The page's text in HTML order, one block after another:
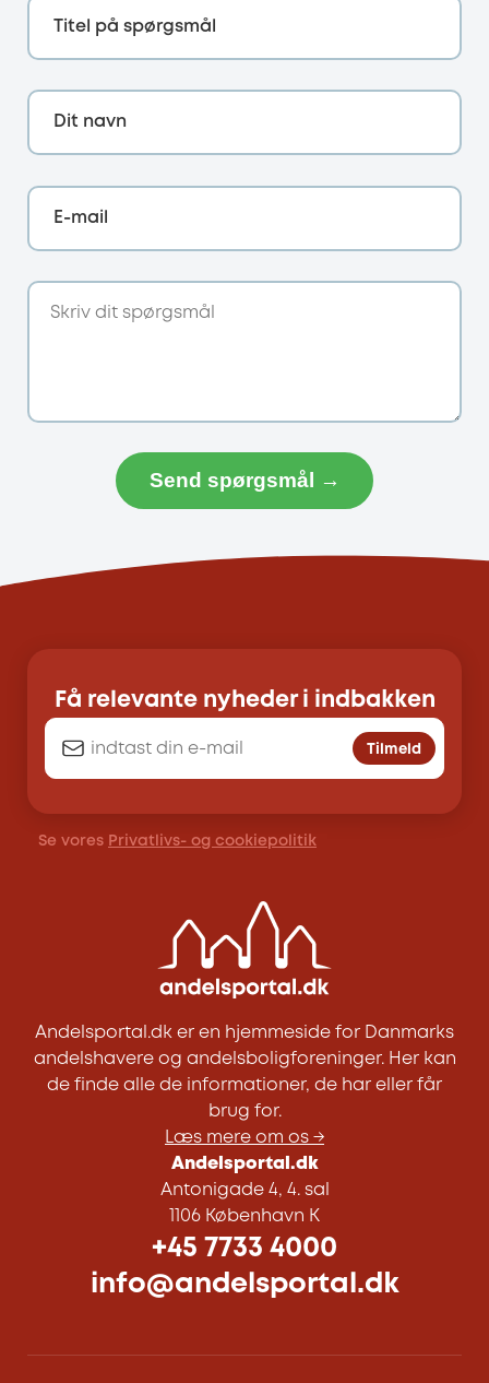
Titel på spørgsmål
Dit navn
E-mail
Send spørgsmål →
Få relevante nyheder i indbakken
Tilmeld
Se vores Privatlivs- og cookiepolitik
Andelsportal.dk er en hjemmeside for Danmarks
andelshavere og andelsboligforeninger. Her kan
de finde alle de informationer, de har eller får
brug for.
Læs mere om os →
Andelsportal.dk
Antonigade 4, 4. sal
1106 København K
+45 7733 4000
info@andelsportal.dk